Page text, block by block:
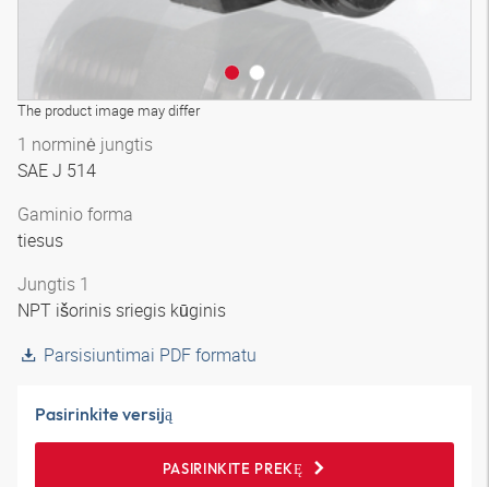
The product image may differ
1 norminė jungtis
SAE J 514
Gaminio forma
tiesus
Jungtis 1
NPT išorinis sriegis kūginis
Parsisiuntimai PDF formatu
Pasirinkite versiją
PASIRINKITE PREKĘ